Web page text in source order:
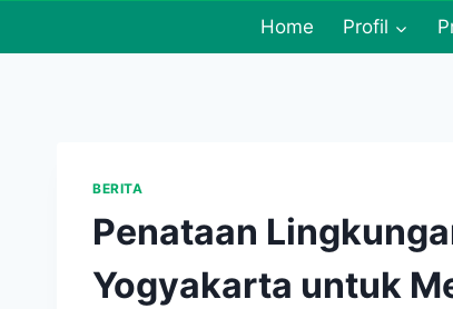
Home Profil
BERITA
Penataan
Yogyakarta untuk